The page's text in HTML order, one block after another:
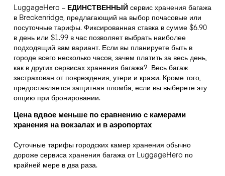
LuggageHero – ЕДИНСТВЕННЫЙсервис хранения багажа
в Breckenridge, предлагающий на выбор почасовые или
посуточные тарифы. Фиксированная ставка в сумме $6.90
в день или $1.99 в час позволяет выбрать наиболее
подходящий вам вариант. Если вы планируете быть в
городе всего несколько часов, зачем платить за весь день,
как в других сервисах хранения багажа? Весь багаж
застрахован от повреждения, утери и кражи. Кроме того,
предоставляется защитная пломба, если вы выберете эту
опцию при бронировании.
Цена вдвое меньше по сравнению с камерами
хранения на вокзалах и в аэропортах
Суточные тарифы городских камер хранения обычно
дороже сервиса хранения багажа от LuggageHero по
крайней мере в два раза.